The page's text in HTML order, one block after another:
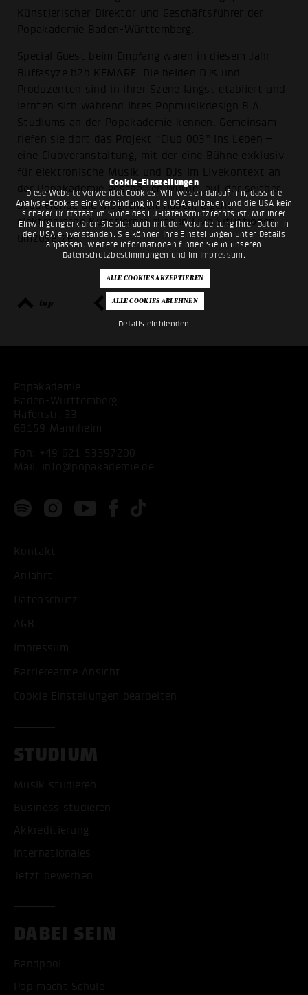
Cookie-Einstellungen
Diese Website verwendet Cookies. Wir weisen darauf hin, dass die
Analyse-Cookies eine Verbindung in die USA aufbauen und die USA kein
sicherer Drittstaat im Sinne des EU-Datenschutzrechts ist. Mit Ihrer
Einwilligung erklären Sie sich auch mit der Verarbeitung Ihrer Daten in
den USA einverstanden. Sie können Ihre Einstellungen unter Details
anpassen. Weitere Informationen finden Sie in unseren
Datenschutzbestimmungen und im Impressum .
Details einblenden
Künstlerischer Direktor und Geschäftsführer der
Popakademie Baden-Württemberg.
Special Guest beim Empfang waren in diesem Jahr
Buffasyze b2b KEMARE. Die beiden DJs und
Produzenten sind in ihrer Szene längst etabliert und
lernten sich während ihres Popmusikdesign B.A.
Studiums an der Popakademie kennen. Gemeinsam
riefen sie dort das Projekt “Club 003” ins Leben –
eine Clubveranstaltung, mit der eine Bühne exklusiv
für elektronische Musik und DJs im Livekontext an
der Popakademie geschaffen wurde, auf der seither
Studierende die Möglichkeit haben, eigene
elektronische Künstlerprojekte in Live Situationen
umzusetzen.
top zurück
Popakademie
Baden-Württemberg
Hafenstr. 33
68159 Mannheim
Fon:
+49 621 53397200
Mail:
info@popakademie.de
Kontakt
Anfahrt
Datenschutz
AGB
Impressum
Barrierearme Ansicht
Cookie Einstellungen bearbeiten
STUDIUM
Musik studieren
Business studieren
Akkreditierung
Internationales
Jetzt bewerben
DABEI SEIN
Bandpool
Pop macht Schule